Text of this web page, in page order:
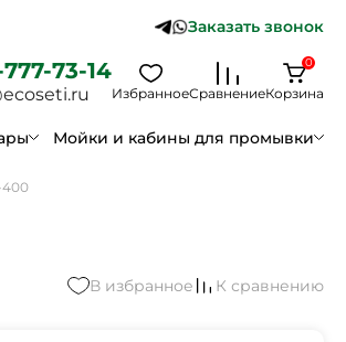
Заказать звонок
73-14
ИзбранноеСравнениеКорзина
0
Мойки и кабины для промывки
400
В избранное К сравнению